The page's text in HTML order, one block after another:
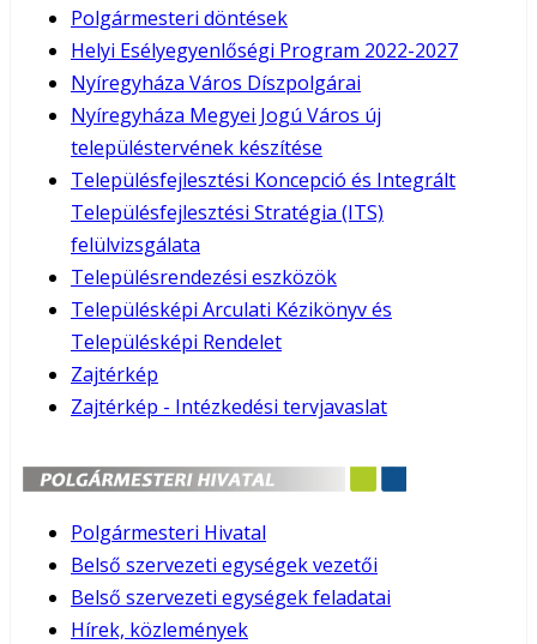
Polgármesteri döntések
Helyi Esélyegyenlőségi Program 2022-2027
Nyíregyháza Város Díszpolgárai
Nyíregyháza Megyei Jogú Város új
településtervének készítése
Településfejlesztési Koncepció és Integrált
Településfejlesztési Stratégia (ITS)
felülvizsgálata
Településrendezési eszközök
Településképi Arculati Kézikönyv és
Településképi Rendelet
Zajtérkép
Zajtérkép - Intézkedési tervjavaslat
Polgármesteri Hivatal
Belső szervezeti egységek vezetői
Belső szervezeti egységek feladatai
Hírek, közlemények